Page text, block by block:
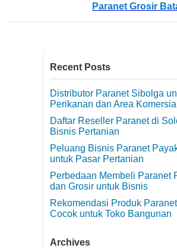
Paranet Grosir
Recent Posts
Distributor Paranet Sibolga
Perikanan dan Area Komersial
Daftar Reseller Paranet di
Bisnis Pertanian
Peluang Bisnis Paranet
untuk Pasar Pertanian
Perbedaan Membeli Paranet
dan Grosir untuk Bisnis
Rekomendasi Produk
Cocok untuk Toko Bangunan
Archives